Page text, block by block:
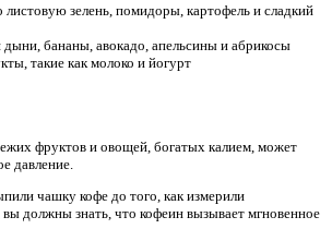
зелень, помидоры, картофель и сладкий
бананы, авокадо, апельсины и абрикосы
такие как молоко и йогурт
фруктов и овощей, богатых калием, может
давление.
чашку кофе до того, как измерили
вы должны знать, что кофеин вызывает мгновенное